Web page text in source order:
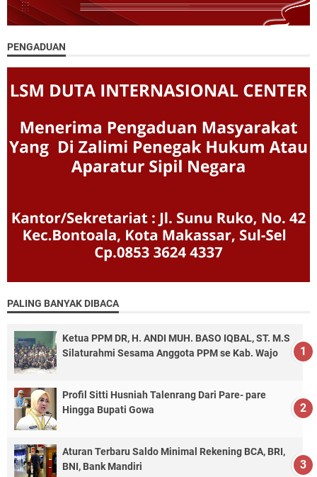
PENGADUAN
PALING BANYAK DIBACA
Ketua PPM DR, H. ANDI MUH. BASO IQBAL, ST. M.S
Silaturahmi Sesama Anggota PPM se Kab. Wajo
Profil Sitti Husniah Talenrang Dari Pare- pare
Hingga Bupati Gowa
Aturan Terbaru Saldo Minimal Rekening BCA, BRI,
BNI, Bank Mandiri